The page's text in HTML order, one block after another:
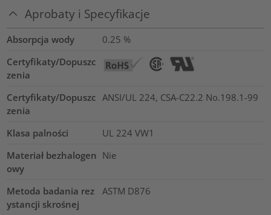
Aprobaty i Specyfikacje
Absorpcja wody 0.25 %
Certyfikaty/Dopuszc
zenia
Certyfikaty/Dopuszc
zenia
ANSI/UL 224, CSA-C22.2 No.198.1-99
Klasa palności
UL 224 VW1
Materiał bezhalogen
owy
Nie
Metoda badania rez
ystancji skrośnej
ASTM D876